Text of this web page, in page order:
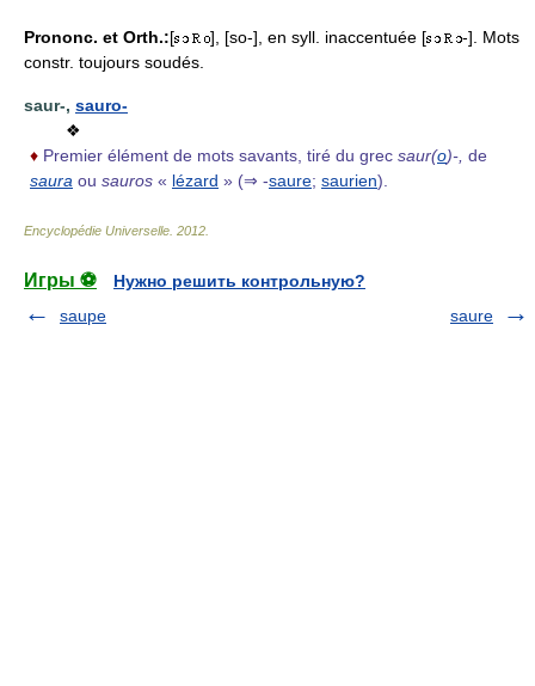
Prononc. et Orth.:[ ], [so-], en syll. inaccentuée [
-]. Mots
constr. toujours soudés.
saur-, sauro-
❖
♦ Premier élément de mots savants, tiré du grec saur(o)-, de
saura ou sauros « lézard » (⇒ -saure; saurien).
Encyclopédie Universelle 2012
Игры ⚽
Нужно решить контрольную?
saupe
saure